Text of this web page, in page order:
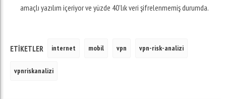
amaçlı yazılım içeriyor ve yüzde 40’lık veri şifrelenmemiş durumda.
ETIKETLER internet mobil vpn vpn-risk-analizi
vpnriskanalizi